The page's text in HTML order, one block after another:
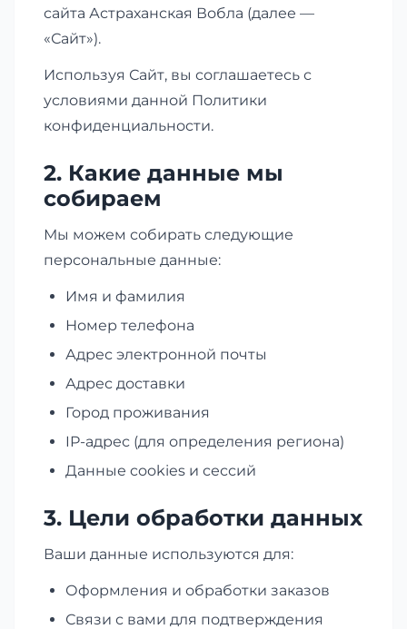
сайта Астраханская Вобла (далее —
«Сайт»).
Используя Сайт, вы соглашаетесь с
условиями данной Политики
конфиденциальности.
2. Какие данные мы
собираем
Мы можем собирать следующие
персональные данные:
Имя и фамилия
Номер телефона
Адрес электронной почты
Адрес доставки
Город проживания
IP-адрес (для определения региона)
Данные cookies и сессий
3. Цели обработки данных
Ваши данные используются для:
Оформления и обработки заказов
Связи с вами для подтверждения